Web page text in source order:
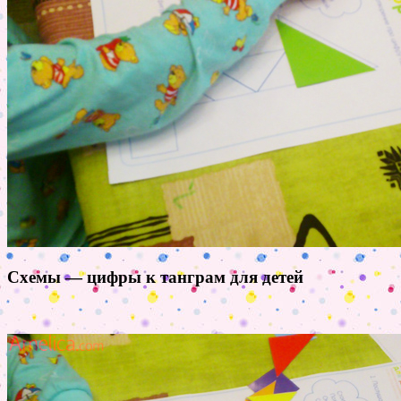
Схемы — цифры к танграм для детей